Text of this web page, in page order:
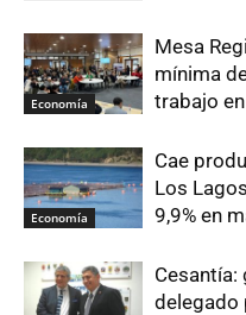
Economía
Mesa
mínima
trabajo
Economía
Cae
Los
9,9% en
Cesantía:
delegado